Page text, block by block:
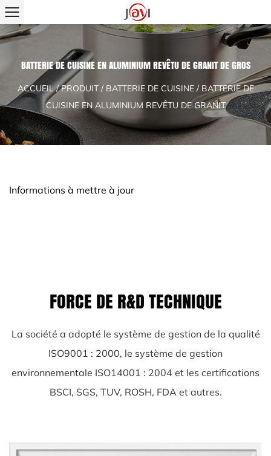
BATTERIE DE CUISINE EN ALUMINIUM REVÊTU DE GRANIT DE GROS
ACCUEIL/PRODUIT/ BATTERIE DE CUISINE/ BATTERIE DE
CUISINE EN ALUMINIUM REVÊTU DE GRANIT
Informations à mettre à jour
FORCE DE R&D TECHNIQUE
La société a adopté le système de gestion de la qualité
ISO9001 : 2000, le système de gestion
environnementale ISO14001 : 2004 et les certifications
BSCI, SGS, TUV, ROSH, FDA et autres.